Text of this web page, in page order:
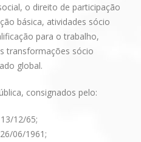
o direito de participação
básica, atividades sócio
para o trabalho,
transformações sócio
global.
consignados pelo:
12/65;
06/1961;